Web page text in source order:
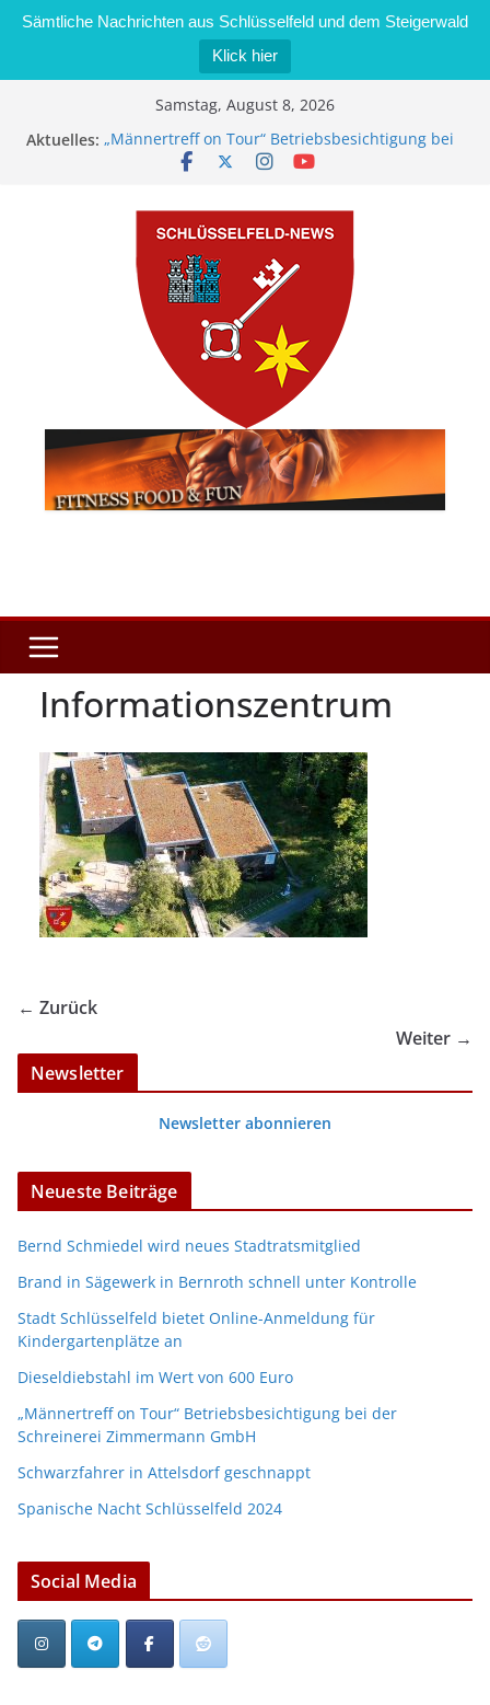
Sämtliche Nachrichten aus Schlüsselfeld und dem Steigerwald
Klick hier
Samstag, August 8, 2026
Aktuelles: „Männertreff on Tour“ Betriebsbesichtigung bei
der Schreinerei Zimmermann GmbH
Brand in Sägewerk in Bernroth schnell unter
Kontrolle
Stadt Schlüsselfeld bietet Online-Anmeldung für
Kindergartenplätze an
Dieseldiebstahl im Wert von 600 Euro
Informationszentrum
← Zurück
Weiter →
Newsletter
Newsletter abonnieren
Neueste Beiträge
Bernd Schmiedel wird neues Stadtratsmitglied
Brand in Sägewerk in Bernroth schnell unter Kontrolle
Stadt Schlüsselfeld bietet Online-Anmeldung für
Kindergartenplätze an
Dieseldiebstahl im Wert von 600 Euro
„Männertreff on Tour“ Betriebsbesichtigung bei der
Schreinerei Zimmermann GmbH
Schwarzfahrer in Attelsdorf geschnappt
Spanische Nacht Schlüsselfeld 2024
Social Media